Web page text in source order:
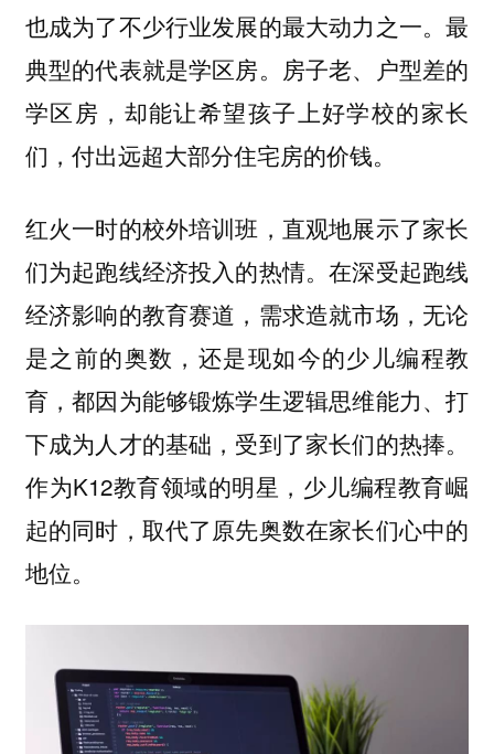
也成为了不少行业发展的最大动力之一。最
典型的代表就是学区房。房子老、户型差的
学区房，却能让希望孩子上好学校的家长
们，付出远超大部分住宅房的价钱。
红火一时的校外培训班，直观地展示了家长
们为起跑线经济投入的热情。在深受起跑线
经济影响的教育赛道，需求造就市场，无论
是之前的奥数，还是现如今的少儿编程教
育，都因为能够锻炼学生逻辑思维能力、打
下成为人才的基础，受到了家长们的热捧。
作为K12教育领域的明星，少儿编程教育崛
起的同时，取代了原先奥数在家长们心中的
地位。